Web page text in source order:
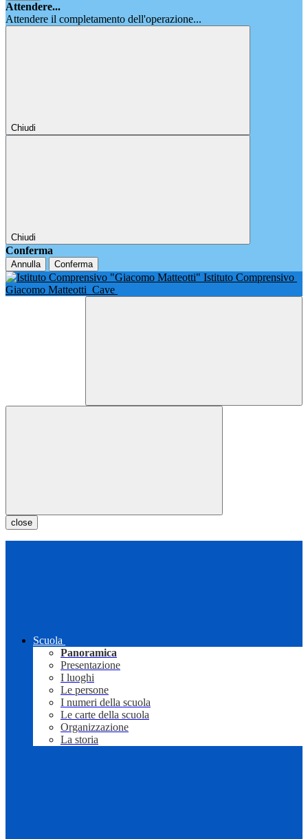
Attendere...
Attendere il completamento dell'operazione...
Chiudi
Chiudi
Conferma
Annulla Conferma
Istituto Comprensivo
Giacomo Matteotti Cave
close
Scuola
Panoramica
Presentazione
I luoghi
Le persone
I numeri della scuola
Le carte della scuola
Organizzazione
La storia